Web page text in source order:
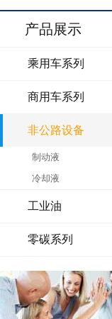
产品展示
乘用车系列
商用车系列
非公路设备
制动液
冷却液
工业油
零碳系列